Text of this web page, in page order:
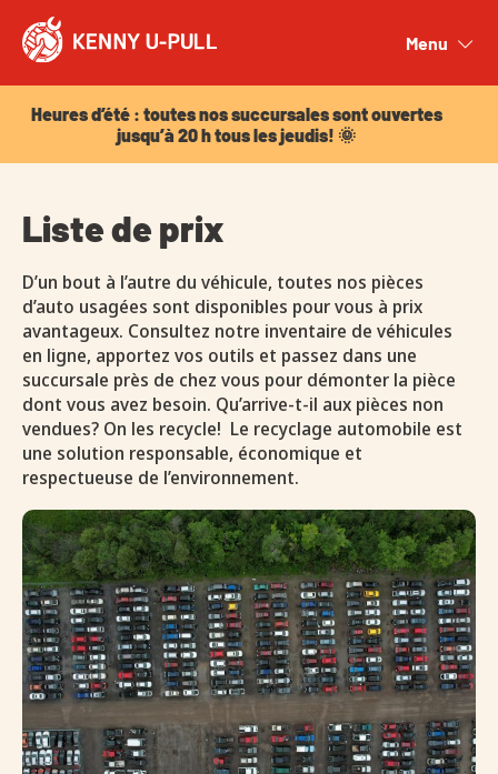
Menu
Heures d’été : toutes nos succursales sont ouvertes
jusqu’à 20 h tous les jeudis! 🌞
Liste de prix
D’un bout à l’autre du véhicule, toutes nos pièces
d’auto usagées sont disponibles pour vous à prix
avantageux. Consultez notre inventaire de véhicules
en ligne, apportez vos outils et passez dans une
succursale près de chez vous pour démonter la pièce
dont vous avez besoin. Qu’arrive-t-il aux pièces non
vendues? On les recycle! Le recyclage automobile est
une solution responsable, économique et
respectueuse de l’environnement.